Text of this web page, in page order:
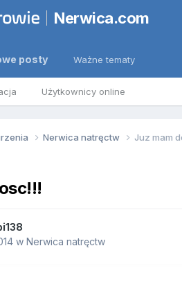
Nerwica.com
Użytkownicy online
posty Ważne tematy
Nerwica natręctw Juz mam
w Nerwica natręctw